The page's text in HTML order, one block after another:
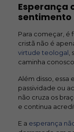
Esperança
sentimento
Para começar, é
cristã não é
virtude teologal
caminha
Além disso, essa
passividade ou
não cruza os
e continua
E a esperança